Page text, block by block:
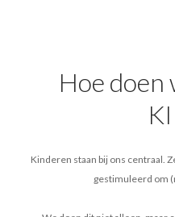
Hoe doen
Kinderen staan bij ons centraal.
gestimuleerd om